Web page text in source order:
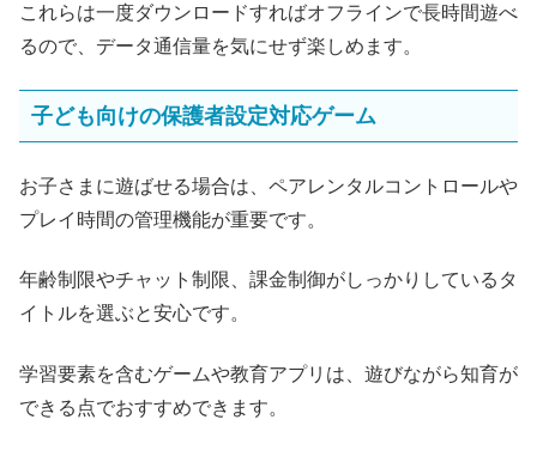
これらは一度ダウンロードすればオフラインで長時間遊べ
るので、データ通信量を気にせず楽しめます。
子ども向けの保護者設定対応ゲーム
お子さまに遊ばせる場合は、ペアレンタルコントロールや
プレイ時間の管理機能が重要です。
年齢制限やチャット制限、課金制御がしっかりしているタ
イトルを選ぶと安心です。
学習要素を含むゲームや教育アプリは、遊びながら知育が
できる点でおすすめできます。